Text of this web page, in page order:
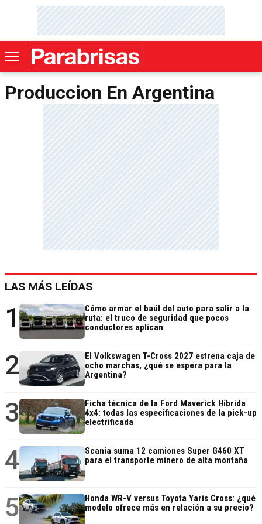
Produccion En Argentina
LAS MÁS LEÍDAS
1
Cómo armar el baúl del auto para salir a la
ruta: el truco de seguridad que pocos
conductores aplican
2
El Volkswagen T-Cross 2027 estrena caja de
ocho marchas, ¿qué se espera para la
Argentina?
3
Ficha técnica de la Ford Maverick Híbrida
4x4: todas las especificaciones de la pick-up
electrificada
4
Scania suma 12 camiones Super G460 XT
para el transporte minero de alta montaña
5
Honda WR-V versus Toyota Yaris Cross: ¿qué
modelo ofrece más en relación a su precio?